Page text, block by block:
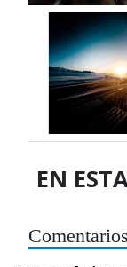
EN
Comentarios